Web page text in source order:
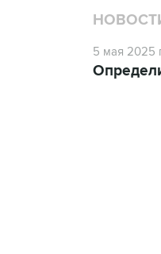
5 мая 2025